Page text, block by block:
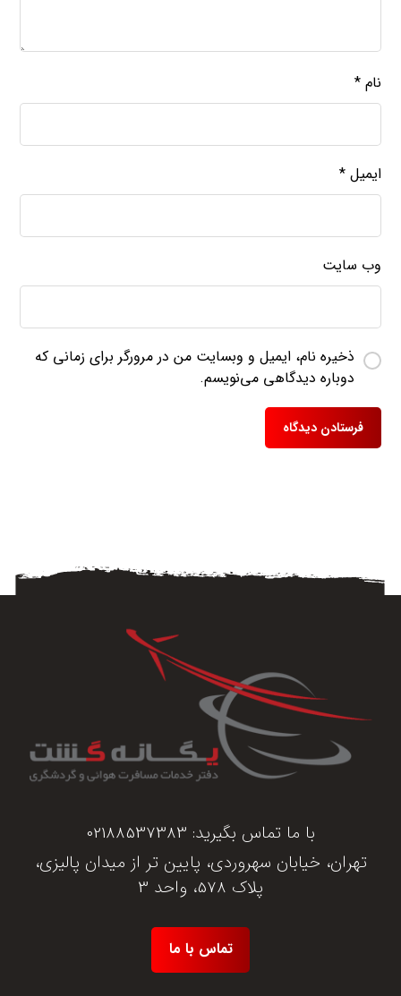
نام*
ایمیل*
وب‌ سایت
ذخیره نام، ایمیل و وبسایت من در مرورگر برای زمانی که
دوباره دیدگاهی می‌نویسم.
با ما تماس بگیرید: 02188537383
تهران، خیابان سهروردی، پایین تر از میدان پالیزی،
پلاک 578، واحد 3
تماس با ما